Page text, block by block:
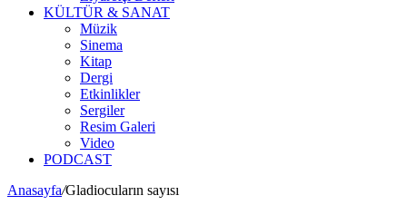
KÜLTÜR & SANAT
Müzik
Sinema
Kitap
Dergi
Etkinlikler
Sergiler
Resim Galeri
Video
PODCAST
Anasayfa/Gladiocuların sayısı